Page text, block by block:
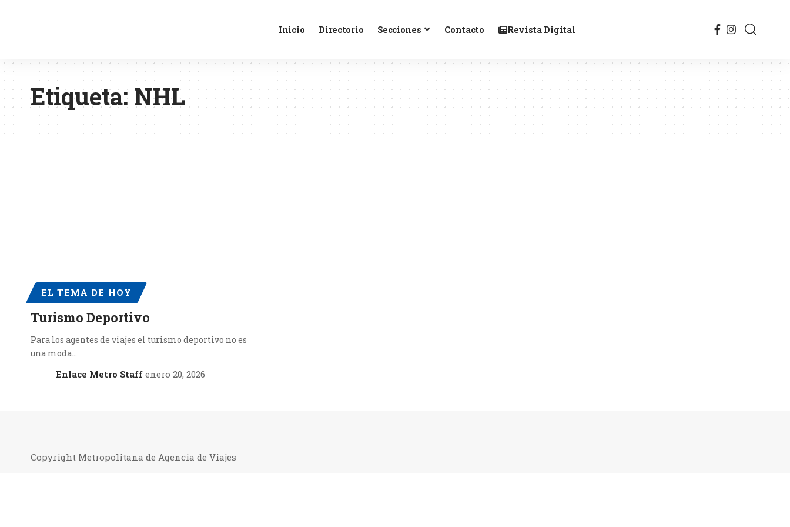
Inicio Directorio Secciones Contacto Revista Digital
Etiqueta: NHL
EL TEMA DE HOY
Turismo Deportivo
Para los agentes de viajes el turismo deportivo no es
una moda…
Enlace Metro Staff enero 20, 2026
Copyright Metropolitana de Agencia de Viajes